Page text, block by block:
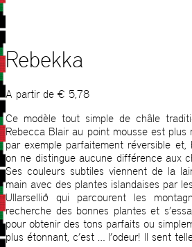
Rebekka
A partir de € 5,78
Ce modèle tout simple de châle
Rebecca Blair au point mousse est plus
par exemple parfaitement réversible et,
on ne distingue aucune différence aux
Ses couleurs subtiles viennent de la
main avec des plantes islandaises par
Ullarsellið qui parcourent les
recherche des bonnes plantes et
pour obtenir des tons parfaits ou
plus étonnant, c’est … l’odeur! Il sent